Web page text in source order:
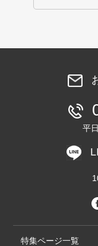
平
特集ページ一覧